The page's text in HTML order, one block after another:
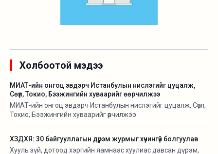
Холбоотой мэдээ
МИАТ-ийн онгоц эвдэрч Истанбулын нислэгийг цуцалж,
Сөүл, Токио, Бээжингийн хуваарийг өөрчилжээ
МИАТ-ийн онгоц эвдэрч Истанбулын нислэгийг цуцалж, Сөүл,
Токио, Бээжингийн хуваарийг өөрчилжээ
ХЗДХЯ: 30 байгууллагын дүрэм журмыг хүчингүй болгуулав
Хууль зүй, дотоод хэргийн яамнаас хуулиас давсан дүрэм,